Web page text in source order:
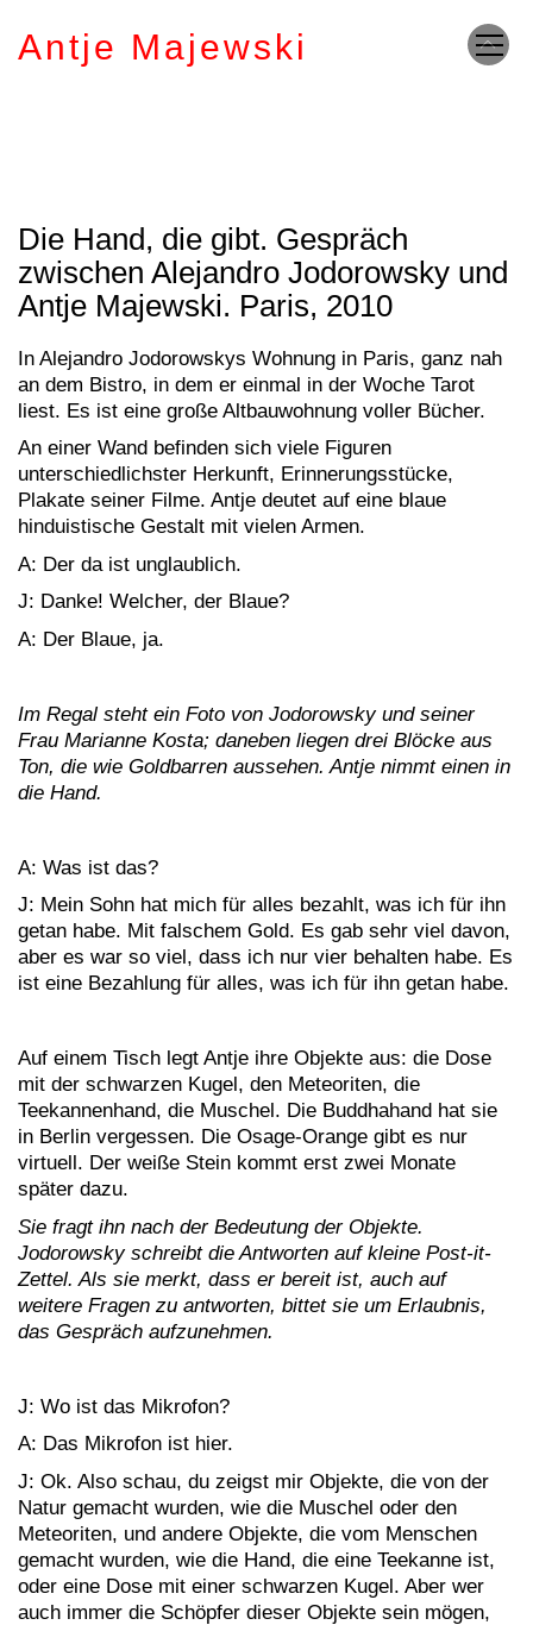
Antje Majewski
Die Hand, die gibt. Gespräch
zwischen Alejandro Jodorowsky und
Antje Majewski. Paris, 2010
In Alejandro Jodorowskys Wohnung in Paris, ganz nah
an dem Bistro, in dem er einmal in der Woche Tarot
liest. Es ist eine große Altbauwohnung voller Bücher.
An einer Wand befinden sich viele Figuren
unterschiedlichster Herkunft, Erinnerungsstücke,
Plakate seiner Filme. Antje deutet auf eine blaue
hinduistische Gestalt mit vielen Armen.
A: Der da ist unglaublich.
J: Danke! Welcher, der Blaue?
A: Der Blaue, ja.
Im Regal steht ein Foto von Jodorowsky und seiner
Frau Marianne Kosta; daneben liegen drei Blöcke aus
Ton, die wie Goldbarren aussehen. Antje nimmt einen in
die Hand.
A: Was ist das?
J: Mein Sohn hat mich für alles bezahlt, was ich für ihn
getan habe. Mit falschem Gold. Es gab sehr viel davon,
aber es war so viel, dass ich nur vier behalten habe. Es
ist eine Bezahlung für alles, was ich für ihn getan habe.
Auf einem Tisch legt Antje ihre Objekte aus: die Dose
mit der schwarzen Kugel, den Meteoriten, die
Teekannenhand, die Muschel. Die Buddhahand hat sie
in Berlin vergessen. Die Osage-Orange gibt es nur
virtuell. Der weiße Stein kommt erst zwei Monate
später dazu.
Sie fragt ihn nach der Bedeutung der Objekte.
Jodorowsky schreibt die Antworten auf kleine Post-it-
Zettel. Als sie merkt, dass er bereit ist, auch auf
weitere Fragen zu antworten, bittet sie um Erlaubnis,
das Gespräch aufzunehmen.
J: Wo ist das Mikrofon?
A: Das Mikrofon ist hier.
J: Ok. Also schau, du zeigst mir Objekte, die von der
Natur gemacht wurden, wie die Muschel oder den
Meteoriten, und andere Objekte, die vom Menschen
gemacht wurden, wie die Hand, die eine Teekanne ist,
oder eine Dose mit einer schwarzen Kugel. Aber wer
auch immer die Schöpfer dieser Objekte sein mögen,